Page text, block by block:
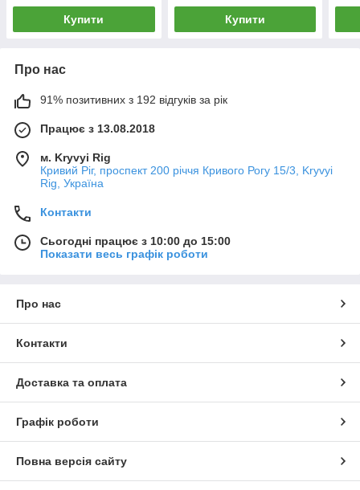
Купити Купити
Про нас
91% позитивних з 192 відгуків за рік
Працює з 13.08.2018
м. Kryvyi Rig
Кривий Ріг, проспект 200 річчя Кривого Рогу 15/3, Kryvyi
Rig, Україна
Контакти
Сьогодні працює з 10:00 до 15:00
Показати весь графік роботи
Про нас
Контакти
Доставка та оплата
Графік роботи
Повна версія сайту